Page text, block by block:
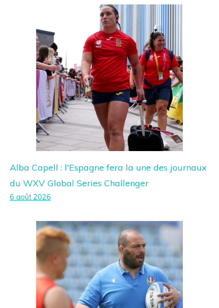
Alba Capell : l'Espagne fera la une des journaux
du WXV Global Series Challenger
6 août 2026